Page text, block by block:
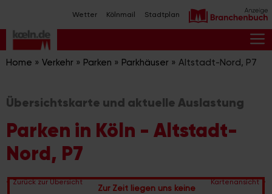
Inhalt
springen
Wetter Kölnmail Stadtplan
Home » Verkehr » Parken » Parkhäuser » Altstadt-Nord, P7
Übersichtskarte und aktuelle Auslastung
Parken in Köln - Altstadt-
Nord, P7
Zurück zur Übersicht Kartenansicht
Zur Zeit liegen uns keine